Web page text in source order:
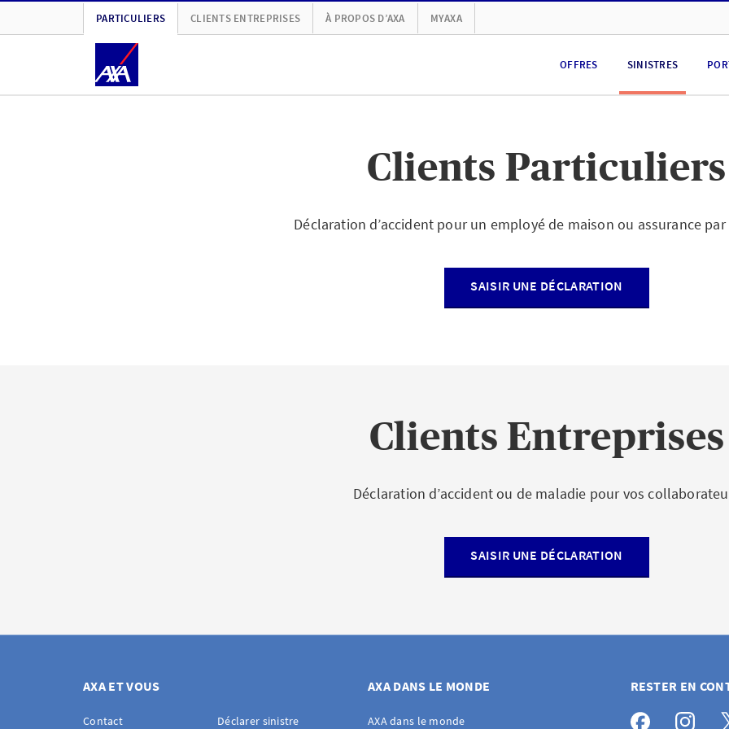
PARTICULIERS CLIENTS ENTREPRISES À PROPOS D’AXA MYAXA
OFFRES SINISTRES
Clients Particuliers
Déclaration d’accident pour un employé de maison ou assurance
SAISIR UNE DÉCLARATION
Clients Entreprises
Déclaration d’accident ou de maladie pour vos
SAISIR UNE DÉCLARATION
AXA ET VOUS
Contact Déclarer sinistre
AXA DANS LE MONDE
AXA dans le monde
RESTER EN